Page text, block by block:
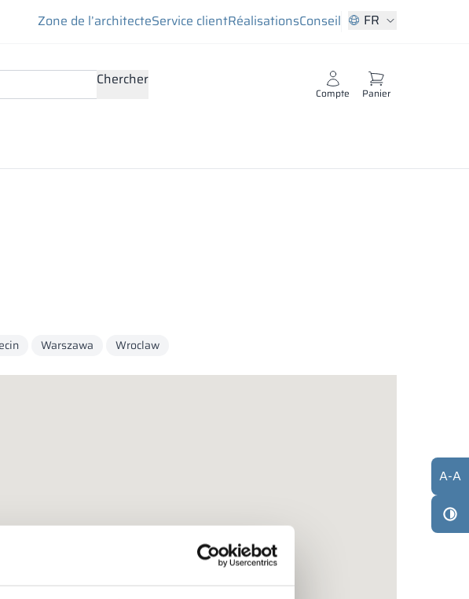
Zone de l’architecteService clientRéalisationsConseil FR
Chercher
Compte Panier
Warszawa Wroclaw
A-A